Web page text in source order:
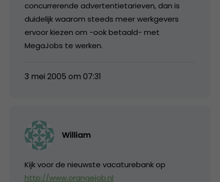
concurrerende advertentietarieven, dan is
duidelijk waarom steeds meer werkgevers
ervoor kiezen om -ook betaald- met
MegaJobs te werken.
3 mei 2005 om 07:31
William
Kijk voor de nieuwste vacaturebank op
http://www.orangejob.nl